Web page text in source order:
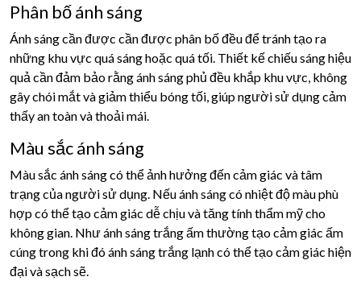
Phân bố ánh sáng
Ánh sáng cần được cần được phân bố đều để tránh tạo ra
những khu vực quá sáng hoặc quá tối. Thiết kế chiếu sáng hiệu
quả cần đảm bảo rằng ánh sáng phủ đều khắp khu vực, không
gây chói mắt và giảm thiểu bóng tối, giúp người sử dụng cảm
thấy an toàn và thoải mái.
Màu sắc ánh sáng
Màu sắc ánh sáng có thể ảnh hưởng đến cảm giác và tâm
trạng của người sử dụng. Nếu ánh sáng có nhiệt độ màu phù
hợp có thể tạo cảm giác dễ chịu và tăng tính thẩm mỹ cho
không gian. Như ánh sáng trắng ấm thường tạo cảm giác ấm
cúng trong khi đó ánh sáng trắng lạnh có thể tạo cảm giác hiện
đại và sạch sẽ.